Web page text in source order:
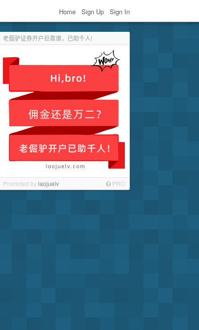
Home Sign Up Sign In
老倔驴证券开户巨靠谱，已助千人!
Promoted bylaojuelv PRO